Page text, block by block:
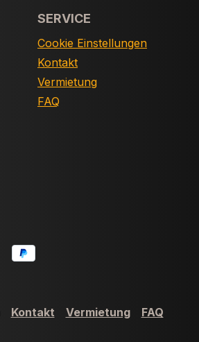
SERVICE
Cookie Einstellungen
Kontakt
Vermietung
FAQ
Kontakt Vermietung FAQ